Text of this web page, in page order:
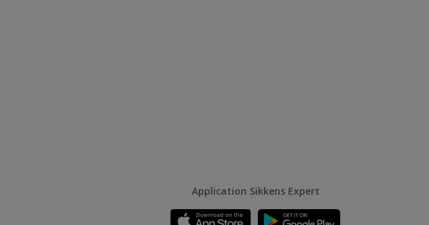
Application Sikkens Expert